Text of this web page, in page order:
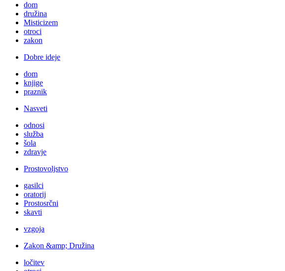
dom
družina
Misticizem
otroci
zakon
Dobre ideje
dom
knjige
praznik
Nasveti
odnosi
služba
šola
zdravje
Prostovoljstvo
gasilci
oratorij
Prostosrčni
skavti
vzgoja
Zakon &amp; Družina
ločitev